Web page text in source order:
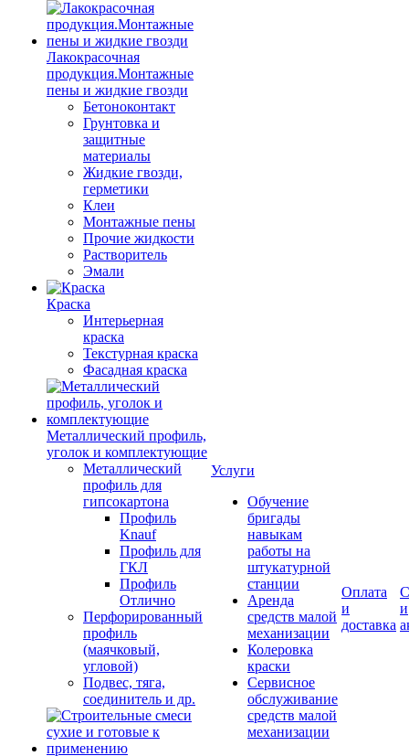
Лакокрасочная
продукция.Монтажные
пены и жидкие гвозди
Бетоноконтакт
Грунтовка и
защитные
материалы
Жидкие гвозди,
герметики
Клеи
Монтажные пены
Прочие жидкости
Растворитель
Эмали
Краска
Интерьерная
краска
Текстурная краска
Фасадная краска
Металлический профиль,
уголок и комплектующие
Металлический
профиль для
гипсокартона
Профиль
Knauf
Профиль для
ГКЛ
Профиль
Отлично
Перфорированный
профиль
(маячковый,
угловой)
Подвес, тяга,
соединитель и др.
Услуги
Обучение
бригады
навыкам
работы на
штукатурной
станции
Аренда
средств малой
механизации
Колеровка
краски
Сервисное
обслуживание
средств малой
механизации
Оплата
и
доставка
и